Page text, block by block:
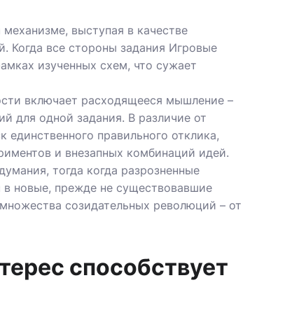
выступая в качестве
Когда все стороны задания Игровые
изученных схем, что сужает
включает расходящееся мышление –
для одной задания. В различие от
правильного отклика,
и внезапных комбинаций идей.
тогда когда разрозненные
в новые, прежде не существовавшие
созидательных революций – от
способствует